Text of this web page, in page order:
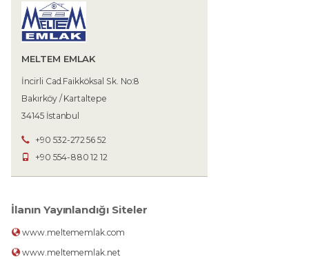
MELTEM EMLAK
İncirli Cad.Faikköksal Sk. No:8
Bakırköy / Kartaltepe
34145 İstanbul
+90 532-272 56 52
+90 554-880 12 12
İlanın Yayınlandığı Siteler
www.meltememlak.com
www.meltememlak.net